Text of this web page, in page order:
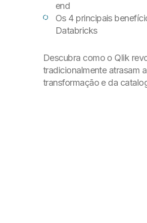
end
Os 4 principais
Databricks
Descubra como o Qlik
tradicionalmente atrasam
transformação e da